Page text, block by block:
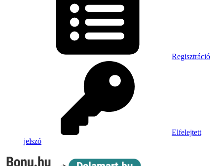
Regisztráció
Elfelejtett
jelszó